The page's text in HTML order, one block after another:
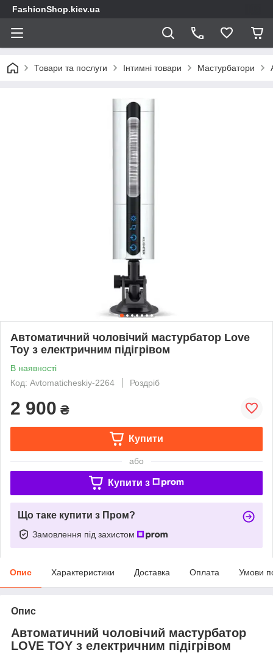
FashionShop.kiev.ua
Товари та послуги Інтимні товари Мастурбатори
Автоматичний чоловічий мастурбатор Love
Toy з електричним підігрівом
В наявності
Код: Avtomaticheskiy-2264
Роздріб
2 900 ₴
Купити
або
Купити з
Що таке купити з Пром?
Замовлення під захистом
Опис Характеристики Доставка Оплата Умови
Опис
Автоматичний чоловічий мастурбатор
LOVE TOY з електричним підігрівом